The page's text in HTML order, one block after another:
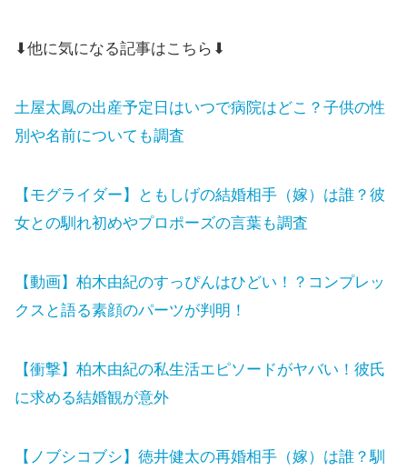
⬇他に気になる記事はこちら⬇
土屋太鳳の出産予定日はいつで病院はどこ？子供の性
別や名前についても調査
【モグライダー】ともしげの結婚相手（嫁）は誰？彼
女との馴れ初めやプロポーズの言葉も調査
【動画】柏木由紀のすっぴんはひどい！？コンプレッ
クスと語る素顔のパーツが判明！
【衝撃】柏木由紀の私生活エピソードがヤバい！彼氏
に求める結婚観が意外
【ノブシコブシ】徳井健太の再婚相手（嫁）は誰？馴